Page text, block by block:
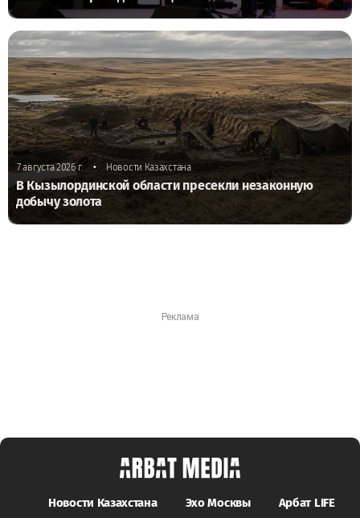
7 августа 2026 г. • Новости Казахстана
В Кызылординской области пресекли незаконную
добычу золота
Новости Казахстана Эхо Москвы Арбат LIFE